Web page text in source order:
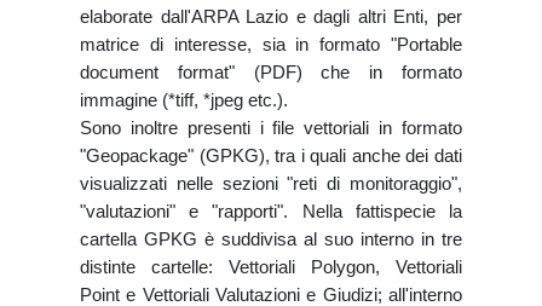
elaborate dall'ARPA Lazio e dagli altri Enti, per
matrice di interesse, sia in formato "Portable
document format" (PDF) che in formato
immagine (*tiff, *jpeg etc.).
Sono inoltre presenti i file vettoriali in formato
"Geopackage" (GPKG), tra i quali anche dei dati
visualizzati nelle sezioni "reti di monitoraggio",
"valutazioni" e "rapporti". Nella fattispecie la
cartella GPKG è suddivisa al suo interno in tre
distinte cartelle: Vettoriali Polygon, Vettoriali
Point e Vettoriali Valutazioni e Giudizi; all'interno